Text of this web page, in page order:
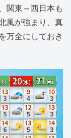
関東～西日本も
風が強まり、真
万全にしておき